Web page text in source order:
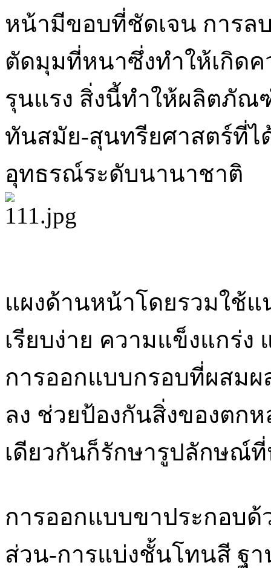
หน้ามีขอบที่ชัดเจน การล
ตัดมุมที่หนาซึ่งทำให้เกิดค
รุนแรง สิ่งนี้ทำให้ผลิตภัณ
ทันสมัย-สุนทรียศาสตร์ที่ไ
อุทธรณ์ระดับนานาชาติ
แผงด้านหน้าโดยรวมใช้
เรียบง่าย ความแข็งแกร่ง
การออกแบบกรอบที่ผสม
ลง ช่วยป้องกันสิ่งของตก
เดียวกันก็รักษารูปลักษณ์ที่
การออกแบบขาประกอบ
ส่วน-การแบ่งชั้นโทนสี ฐ